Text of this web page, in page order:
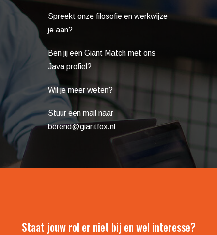
Spreekt onze filosofie en werkwijze
je aan?
Ben jij een Giant Match met ons
Java profiel?
Wil je meer weten?
Stuur een mail naar
berend@giantfox.nl
Staat jouw rol er niet bij en wel interesse?